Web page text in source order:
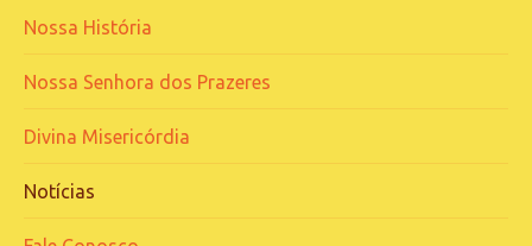
Nossa História
Nossa Senhora dos Prazeres
Divina Misericórdia
Notícias